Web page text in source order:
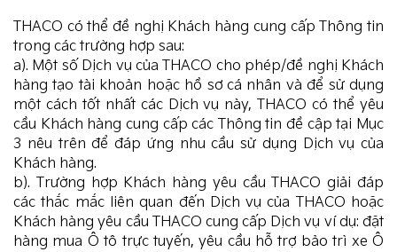
THACO có thể đề nghị Khách hàng cung cấp Thông tin
trong các trường hợp sau:
a). Một số Dịch vụ của THACO cho phép/đề nghị Khách
hàng tạo tài khoản hoặc hồ sơ cá nhân và để sử dụng
một cách tốt nhất các Dịch vụ này, THACO có thể yêu
cầu Khách hàng cung cấp các Thông tin đề cập tại Mục
3 nêu trên để đáp ứng nhu cầu sử dụng Dịch vụ của
Khách hàng.
b). Trường hợp Khách hàng yêu cầu THACO giải đáp
các thắc mắc liên quan đến Dịch vụ của THACO hoặc
Khách hàng yêu cầu THACO cung cấp Dịch vụ ví dụ: đặt
hàng mua Ô tô trực tuyến, yêu cầu hỗ trợ bảo trì xe Ô